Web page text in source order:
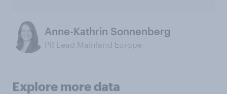
Anne-Kathrin Sonnenberg
PR Lead Mainland Europe
Explore more data